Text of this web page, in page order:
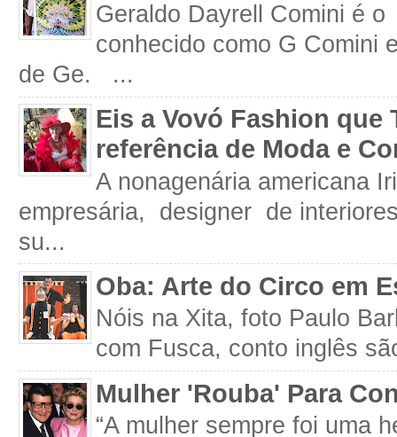
Geraldo Dayrell Comini é
conhecido como G Comini
de Ge. ...
Eis a Vovó Fashion que
referência de Moda e
A nonagenária americana
empresária, designer de
su...
Oba: Arte do Circo em
Nóis na Xita, foto Paulo
com Fusca, conto inglês
Mulher 'Rouba' Para
“A mulher sempre foi uma